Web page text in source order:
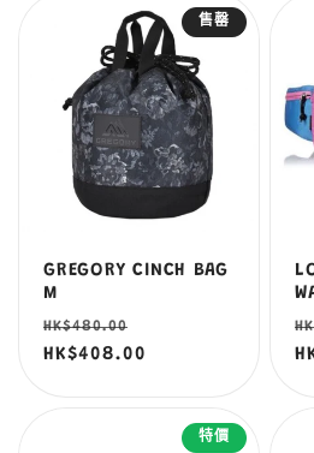
售罄
GREGORY CINCH BAG
M
定
價
HK$480.00
價
HK$408.00
定
價
特價